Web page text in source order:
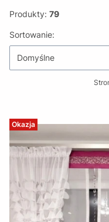
Produkty: 79
Lista produktów
Sortowanie:
Domyślne
Okazja